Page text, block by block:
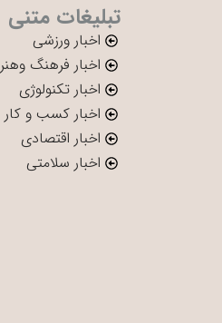
تبلیغات متنی
اخبار ورزشی
اخبار فرهنگ وهنر
اخبار تکنولوژی
اخبار کسب و کار
اخبار اقتصادی
اخبار سلامتی